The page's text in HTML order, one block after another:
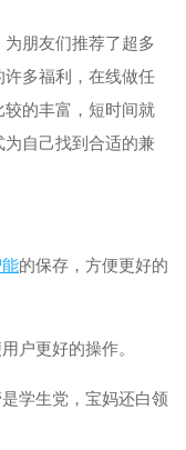
朋友们推荐了超多
多福利，在线做任
的丰富，短时间就
自己找到合适的兼
的保存，方便更好的
户更好的操作。
学生党，宝妈还白领